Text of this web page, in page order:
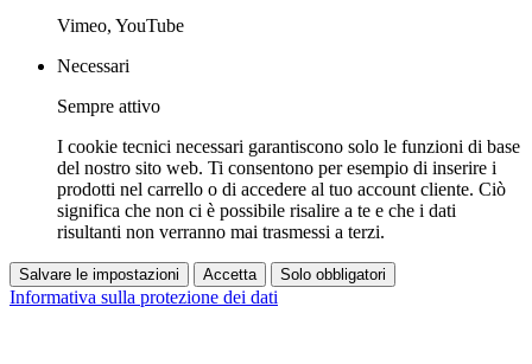
Vimeo, YouTube
Necessari
Sempre attivo
I cookie tecnici necessari garantiscono solo le funzioni di base
del nostro sito web. Ti consentono per esempio di inserire i
prodotti nel carrello o di accedere al tuo account cliente. Ciò
significa che non ci è possibile risalire a te e che i dati
risultanti non verranno mai trasmessi a terzi.
Salvare le impostazioni Accetta Solo obbligatori
Informativa sulla protezione dei dati